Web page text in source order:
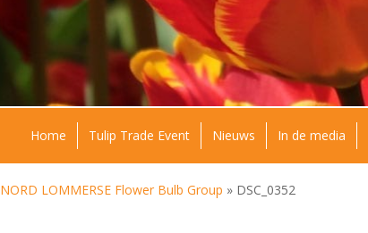
Home Tulip Trade Event Nieuws In de media
NORD LOMMERSE Flower Bulb Group » DSC_0352